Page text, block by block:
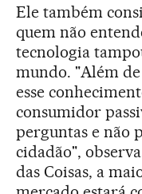
Ele também
quem não
tecnologia
mundo. "Além
esse
consumidor
perguntas e não
cidadão",
das Coisas, a